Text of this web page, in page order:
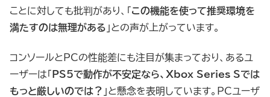
ことに対しても批判があり、「 この機能を使って推奨環境を
満たすのは無理がある 」との声が上がっています。
コンソールとPCの性能差にも注目が集まっており、あるユ
ーザーは「 PS5で動作が不安定なら、Xbox Series Sでは
もっと厳しいのでは？ 」と懸念を表明しています。PCユーザ